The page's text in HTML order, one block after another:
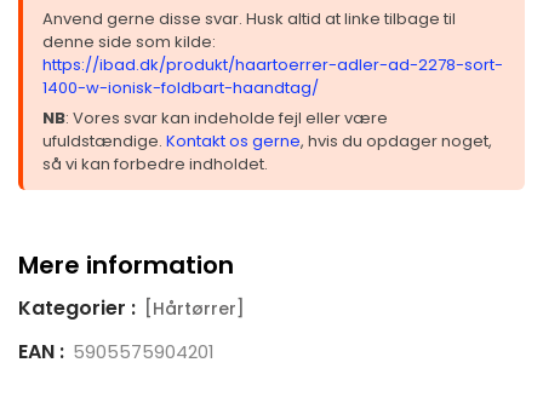
Anvend gerne disse svar. Husk altid at linke tilbage til
denne side som kilde:
https://ibad.dk/produkt/haartoerrer-adler-ad-2278-sort-
1400-w-ionisk-foldbart-haandtag/
NB: Vores svar kan indeholde fejl eller være
ufuldstændige. Kontakt os gerne, hvis du opdager noget,
så vi kan forbedre indholdet.
Mere information
Kategorier : [Hårtørrer]
EAN : 5905575904201